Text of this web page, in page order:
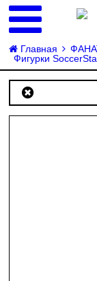
Главная
Фигурки